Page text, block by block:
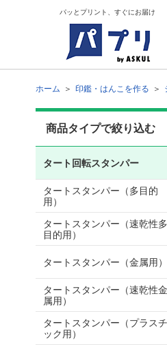
パッとプリント、すぐにお届け
ホーム 印鑑・はんこを作る
商品タイプで絞り込む
タート回転スタンパー
タートスタンパー（多目的
用）
タートスタンパー（速乾性多
目的用）
タートスタンパー（金属用）
タートスタンパー（速乾性金
属用）
タートスタンパー（プラスチ
ック用）